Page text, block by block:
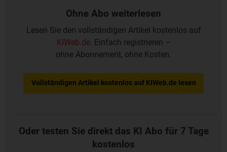
Ohne Abo weiterlesen
Lesen Sie den vollständigen Artikel kostenlos auf
KIWeb.de. Einfach registrieren –
ohne Abonnement, ohne Kosten.
Vollständigen Artikel kostenlos auf KIWeb.de lesen
Oder testen Sie direkt das KI Abo für 7 Tage
kostenlos